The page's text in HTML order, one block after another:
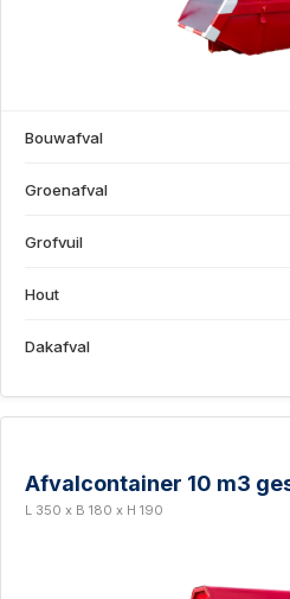
Bouwafval
Groenafval
Grofvuil
Hout
Dakafval
Afvalcontainer 10 m3
L 350 x B 180 x H 190